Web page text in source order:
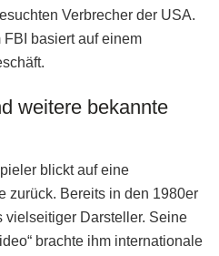
Verbrecher der USA.
basiert auf einem
weitere bekannte
blickt auf eine
zurück. Bereits in den 1980er
vielseitiger Darsteller. Seine
brachte ihm internationale